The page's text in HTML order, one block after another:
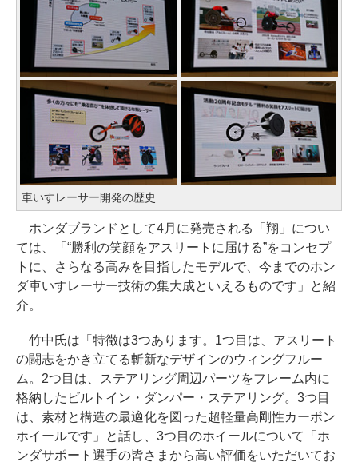
車いすレーサー開発の歴史
ホンダブランドとして4月に発売される「翔」につい
ては、「“勝利の笑顔をアスリートに届ける”をコンセプ
トに、さらなる高みを目指したモデルで、今までのホン
ダ車いすレーサー技術の集大成といえるものです」と紹
介。
竹中氏は「特徴は3つあります。1つ目は、アスリート
の闘志をかき立てる斬新なデザインのウィングフルー
ム。2つ目は、ステアリング周辺パーツをフレーム内に
格納したビルトイン・ダンパー・ステアリング。3つ目
は、素材と構造の最適化を図った超軽量高剛性カーボン
ホイールです」と話し、3つ目のホイールについて「ホ
ンダサポート選手の皆さまから高い評価をいただいてお